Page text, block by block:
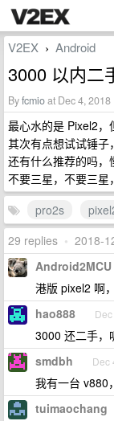
V2EX › Android
3000 以内二
Byfcmioat Dec 4, 2018
最心水的是 Pixel2，
其次有点想试试锤子
还有什么推荐的吗
不要三星，不要三星
pro2s
29 replies • 2018-
Android2MCU
港版 pixel2 啊
hao888
3000 还二手，
smdbh Dec
我有一台 v880
tuimaochang